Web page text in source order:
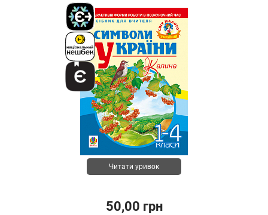
Читати уривок
50,00 грн